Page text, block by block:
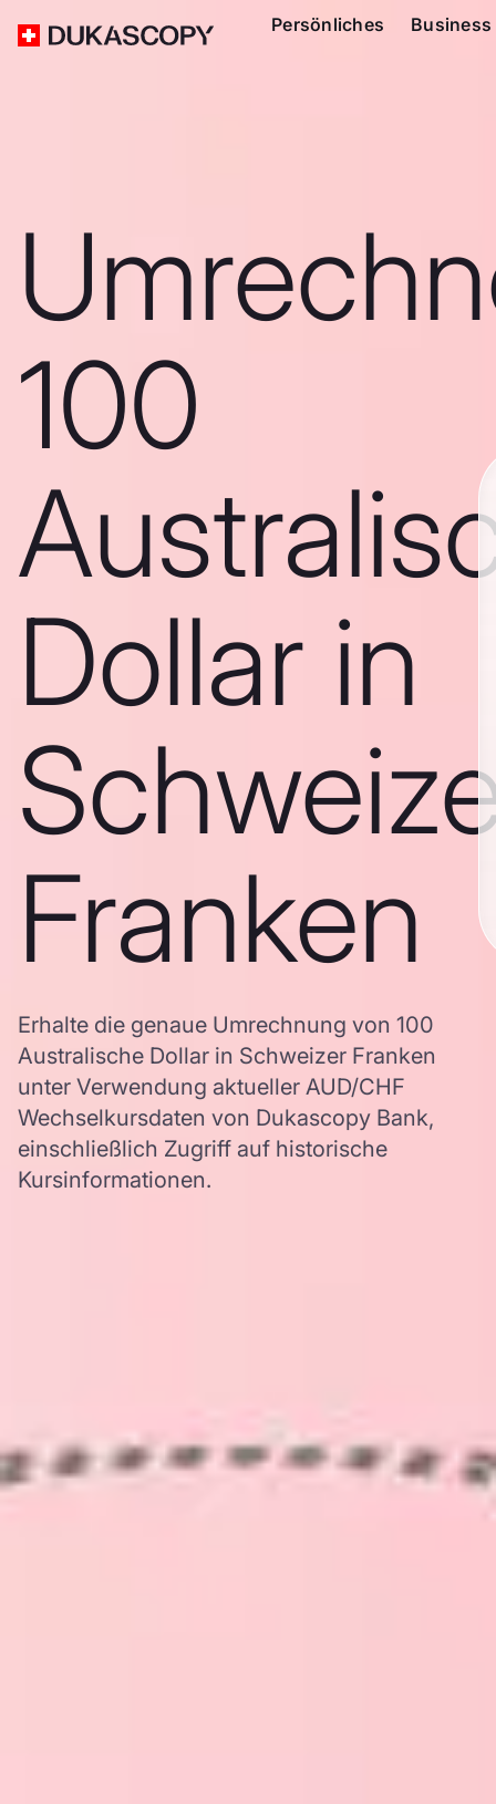
Persönliches Business
100
Dollar in
Franken
Erhalte die genaue Umrechnung von 100
Australische Dollar in Schweizer Franken
unter Verwendung aktueller AUD/CHF
Wechselkursdaten von Dukascopy Bank,
einschließlich Zugriff auf historische
Kursinformationen.